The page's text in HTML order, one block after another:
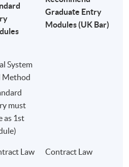
設個人預科課程
第一年註冊“
Legal System and
科
業階段通常需要其他模組。請向相關專
的法學學士課程架構和大綱，以確保他
自己對可選模組的選擇。
Graduate Entry
Modules (UK Bar)
System
Method
must
as 1st
Law Contract Law